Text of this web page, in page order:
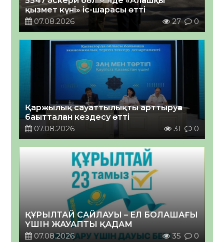
қызмет күні» іс-шарасы өтті
07.08.2026
27 0
Қаржылық сауаттылықты арттыруға
бағытталған кездесу өтті
07.08.2026
31 0
ҚҰРЫЛТАЙ САЙЛАУЫ – ЕЛ БОЛАШАҒЫ
ҮШІН ЖАУАПТЫ ҚАДАМ
07.08.2026
35 0